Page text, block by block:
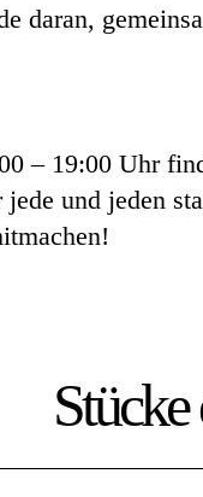
daran,
– 19:00 Uhr
und jeden